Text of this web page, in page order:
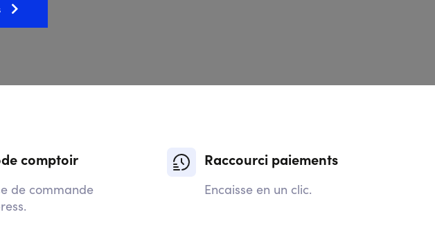
comptoir
de commande
Raccourci paiements
Encaisse en un clic.